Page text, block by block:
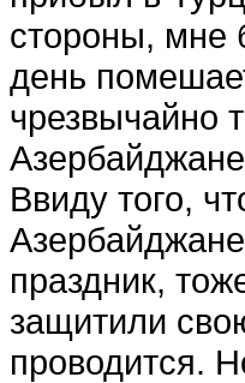
стороны, мне
день
чрезвычайно
Ввиду того,
праздник,
защитили
проводится.